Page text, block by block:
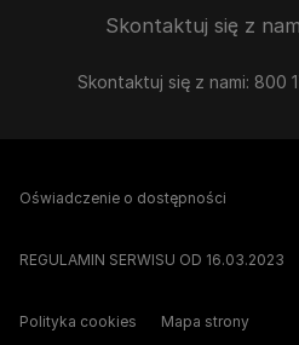
Skontaktuj się z
Skontaktuj się z nami: 800
Oświadczenie o dostępności
REGULAMIN SERWISU OD 16.03.2023
Polityka cookies Mapa strony